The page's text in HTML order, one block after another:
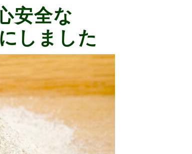
安全な
しました